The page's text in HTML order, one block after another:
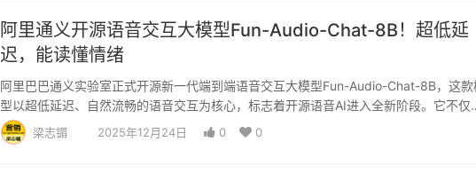
阿里通义开源语音交互大模型Fun-Audio-Chat-8B！超低延
迟，能读懂情绪
阿里巴巴通义实验室正式开源新一代端到端语音交互大模型Fun-Audio-Chat-8B，这款
型以超低延迟、自然流畅的语音交互为核心，标志着开源语音AI进入全新阶段。它不仅
实时理…梁志镅 2025年12月24日 0 0